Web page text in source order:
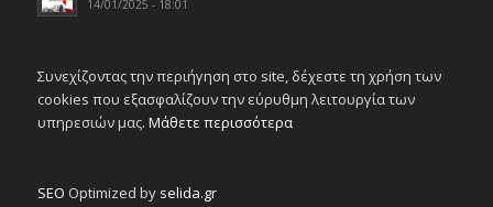
14/01/2025 - 18:01
Συνεχίζοντας την περιήγηση στο site, δέχεστε τη χρήση των
cookies που εξασφαλίζουν την εύρυθμη λειτουργία των
υπηρεσιών μας. Μάθετε περισσότερα
SEO Optimized by selida.gr